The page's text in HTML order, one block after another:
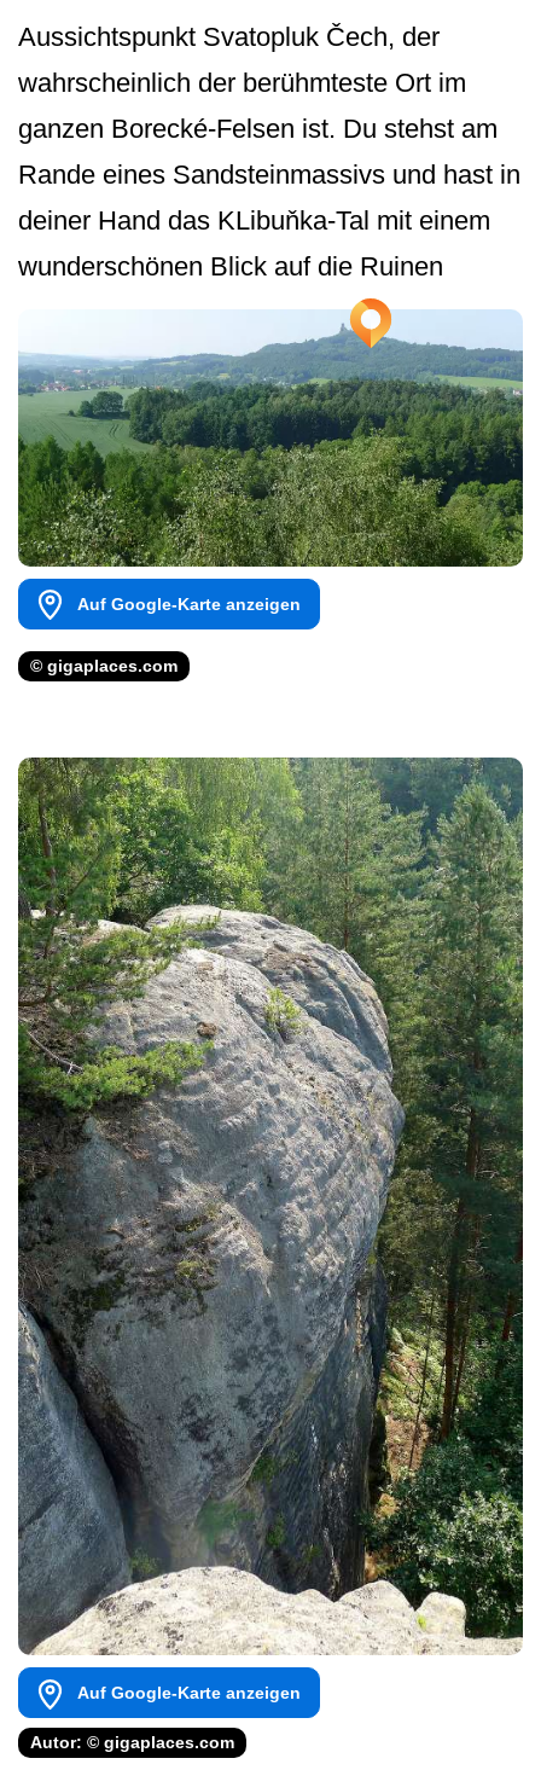
Aussichtspunkt Svatopluk Čech, der
wahrscheinlich der berühmteste Ort im
ganzen Borecké-Felsen ist. Du stehst am
Rande eines Sandsteinmassivs und hast in
deiner Hand das KLibuňka-Tal mit einem
wunderschönen Blick auf die Ruinen
Auf Google-Karte anzeigen
© gigaplaces.com
Auf Google-Karte anzeigen
Autor: © gigaplaces.com